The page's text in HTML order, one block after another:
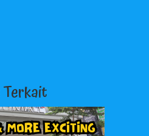
Terkait